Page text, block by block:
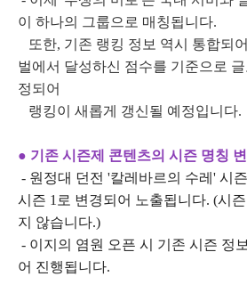
이 하나의 그룹으로 매칭됩니다.
또한, 기존 랭킹 정보 역시 통합되
벌에서 달성하신 점수를 기준으로
정되어
랭킹이 새롭게 갱신될 예정입니다.
● 기존 시즌제 콘텐츠의 시즌 명칭
- 원정대 던전 '칼레바르의 수레' 시
시즌 1로 변경되어 노출됩니다. (시
지 않습니다.)
- 이지의 염원 오픈 시 기존 시즌 정
어 진행됩니다.